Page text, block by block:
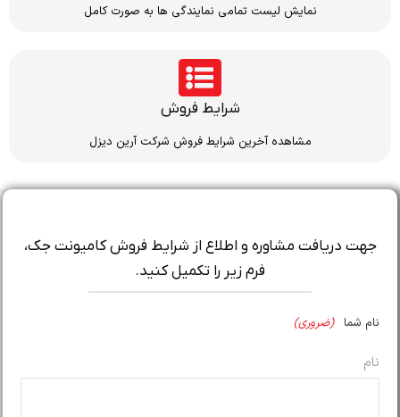
نمایش لیست تمامی نمایندگی ها به صورت کامل
شرایط فروش
مشاهده آخرین شرایط فروش شرکت آرین دیزل
جهت دریافت مشاوره و اطلاع از شرایط فروش کامیونت جک،
فرم زیر را تکمیل کنید.
نام شما (ضروری)
نام